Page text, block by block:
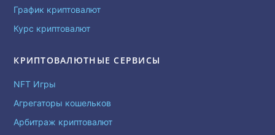
График криптовалют
Курс криптовалют
КРИПТОВАЛЮТНЫЕ СЕРВИСЫ
NFT Игры
Агрегаторы кошельков
Арбитраж криптовалют